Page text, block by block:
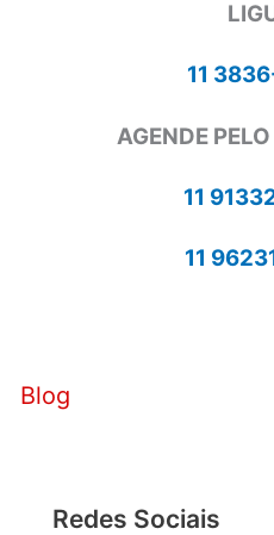
11
AGENDE
11
11
Blog
Redes Sociais